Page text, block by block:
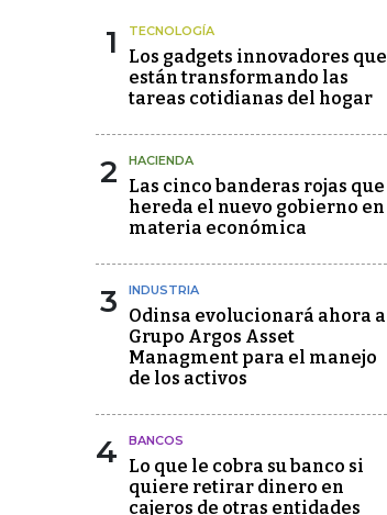
1 TECNOLOGÍA
Los gadgets innovadores que
están transformando las
tareas cotidianas del hogar
2 HACIENDA
Las cinco banderas rojas que
hereda el nuevo gobierno en
materia económica
3 INDUSTRIA
Odinsa evolucionará ahora a
Grupo Argos Asset
Managment para el manejo
de los activos
4 BANCOS
Lo que le cobra su banco si
quiere retirar dinero en
cajeros de otras entidades